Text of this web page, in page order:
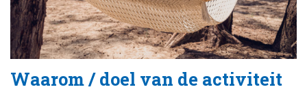
Waarom / doel van de activiteit